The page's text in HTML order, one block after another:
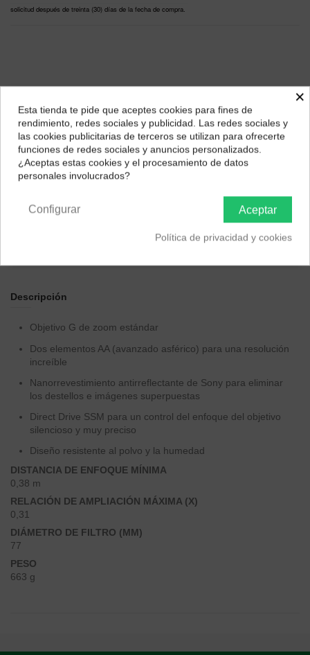
solicitud después de treinta (30) días de la fecha de compra.
Págalo a plazos con
Importe total adeudado919,31 €/TIN
Descripción
Objetivo G de zoom estándar
Dos elementos AA (avanzado asférico) para una resolución
increíble
Nanorrevestimiento antirreflectante de Sony para eliminar
los destellos e imágenes superpuestas
Direct Drive SSM para un control del enfoque del objetivo
silencioso y muy preciso
Diseño resistente al polvo y la humedad
DISTANCIA DE ENFOQUE MÍNIMA
0,38 m
RELACIÓN DE AMPLIACIÓN MÁXIMA (X)
0,31
DIÁMETRO DE FILTRO (MM)
77
PESO
663 g
¿Dónde deseas recibir tu pedido?
Selecciona tu ubicación para mostrarte los precios e
impuestos correctos para tu región.
×
Esta tienda te pide que aceptes cookies para fines de
rendimiento, redes sociales y publicidad. Las redes sociales y
las cookies publicitarias de terceros se utilizan para ofrecerte
funciones de redes sociales y anuncios personalizados.
¿Aceptas estas cookies y el procesamiento de datos
personales involucrados?
Aceptar
Configurar
Política de privacidad y cookies